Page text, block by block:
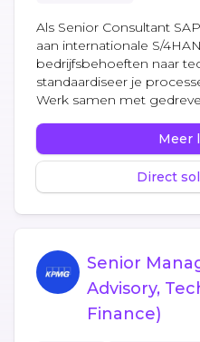
Als Senior Consultant
aan internationale S/
bedrijfsbehoeften naar
standaardiseer je
Werk samen met
Meer
Direct
Senior
Advisory,
Finance)